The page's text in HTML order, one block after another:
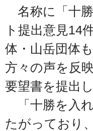
名称に「十
ト提出意見14
体・山岳団体
方々の声を反
要望書を提出
「十勝を入
たがっており